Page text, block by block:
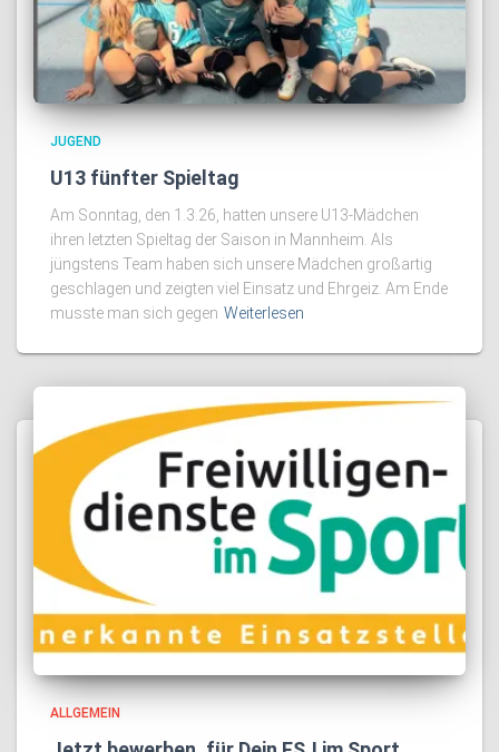
JUGEND
U13 fünfter Spieltag
Am Sonntag, den 1.3.26, hatten unsere U13-Mädchen
ihren letzten Spieltag der Saison in Mannheim. Als
jüngstens Team haben sich unsere Mädchen großartig
geschlagen und zeigten viel Einsatz und Ehrgeiz. Am Ende
musste man sich gegen Weiterlesen
ALLGEMEIN